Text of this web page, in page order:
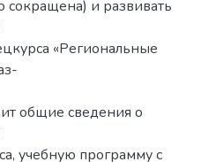
сокращена) и развивать
«Региональные
общие сведения о
учебную программу с